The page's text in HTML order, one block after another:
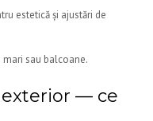
estetică și ajustări de
sau balcoane.
— ce